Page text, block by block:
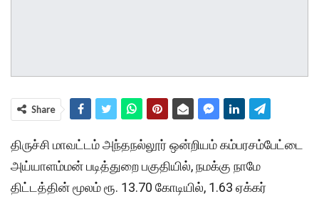
Share
திருச்சி மாவட்டம் அந்தநல்லூர் ஒன்றியம் கம்பரசம்பேட்டை
அய்யாளம்மன் படித்துறை பகுதியில், நமக்கு நாமே
திட்டத்தின் மூலம் ரூ. 13.70 கோடியில், 1.63 ஏக்கர்